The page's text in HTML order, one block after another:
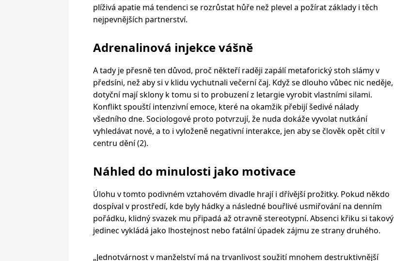
plíživá apatie má tendenci se rozrůstat hůře než plevel a požírat základy i těch
nejpevnějších partnerství.
Adrenalinová injekce vášně
A tady je přesně ten důvod, proč někteří raději zapálí metaforický stoh slámy v
předsíni, než aby si v klidu vychutnali večerní čaj. Když se dlouho vůbec nic neděje,
dotyční mají sklony k tomu si to probuzení z letargie vyrobit vlastními silami.
Konflikt spouští intenzivní emoce, které na okamžik přebijí šedivé nálady
všedního dne. Sociologové proto potvrzují, že nuda dokáže vyvolat nutkání
vyhledávat nové, a to i vyloženě negativní interakce, jen aby se člověk opět cítil v
centru dění (2).
Náhled do minulosti jako motivace
Úlohu v tomto podivném vztahovém divadle hrají i dřívější prožitky. Pokud někdo
dospíval v prostředí, kde byly hádky a následné bouřlivé usmiřování na denním
pořádku, klidný svazek mu připadá až otravně stereotypní. Absenci křiku si takový
jedinec vykládá jako lhostejnost nebo fatální úpadek zájmu ze strany druhého.
„Jednotvárnost v manželství má na trvanlivost soužití mnohem destruktivnější